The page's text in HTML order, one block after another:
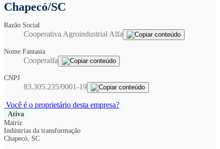
Chapecó/SC
Razão Social
Cooperativa Agroindustrial Alfa
Nome Fantasia
Cooperalfa
CNPJ
83.305.235/0001-19
Você é o proprietário desta empresa?
Ativa
Matriz
Indústrias da transformação
Chapecó, SC